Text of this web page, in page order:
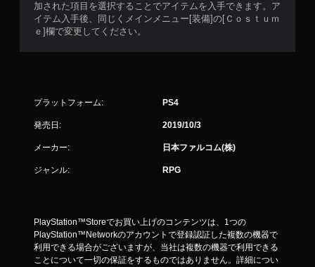
加された項目を選択することでアイテムを入手できます。ア
イテム入手後、同じくメインメニュー[装備]の[Ｃｏｓｔｕｍ
ｅ]欄で変更してください。
プラットフォーム: PS4
発売日: 2019/10/3
メーカー: 日本ファルコム(株)
ジャンル: RPG
PlayStation™Storeでお買い上げのコンテンツは、1つの
PlayStation™Networkのアカウントで登録認証した複数の機器で
利用できる場合がございますが、当社は複数の機器で利用できる
ことについて一切の保証をするものではありません。詳細につい